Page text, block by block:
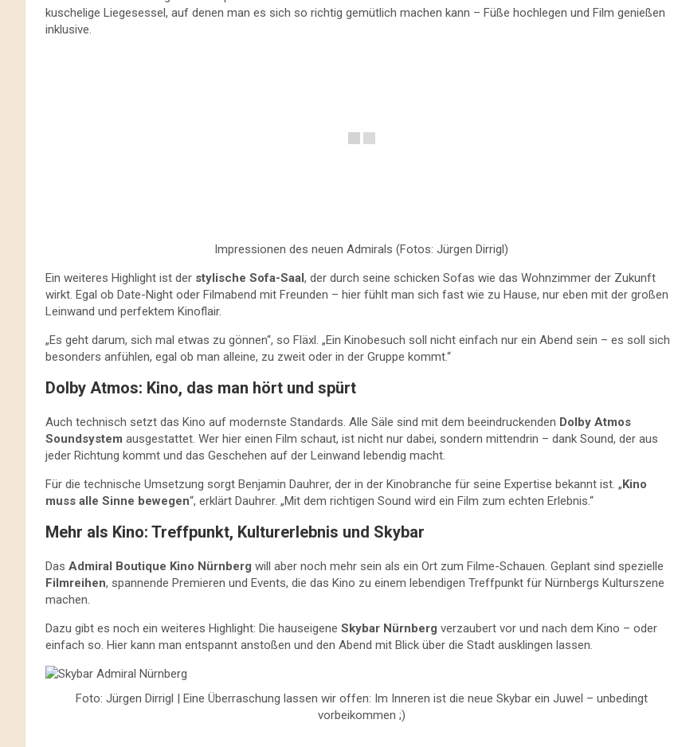
kuschelige Liegesessel, auf denen man es sich so richtig gemütlich machen kann – Füße hochlegen und Film genießen
inklusive.
Impressionen des neuen Admirals (Fotos: Jürgen Dirrigl)
Ein weiteres Highlight ist der stylische Sofa-Saal, der durch seine schicken Sofas wie das Wohnzimmer der Zukunft
wirkt. Egal ob Date-Night oder Filmabend mit Freunden – hier fühlt man sich fast wie zu Hause, nur eben mit der großen
Leinwand und perfektem Kinoflair.
„Es geht darum, sich mal etwas zu gönnen“, so Fläxl. „Ein Kinobesuch soll nicht einfach nur ein Abend sein – es soll sich
besonders anfühlen, egal ob man alleine, zu zweit oder in der Gruppe kommt.“
Dolby Atmos: Kino, das man hört und spürt
Auch technisch setzt das Kino auf modernste Standards. Alle Säle sind mit dem beeindruckenden Dolby Atmos
Soundsystem ausgestattet. Wer hier einen Film schaut, ist nicht nur dabei, sondern mittendrin – dank Sound, der aus
jeder Richtung kommt und das Geschehen auf der Leinwand lebendig macht.
Für die technische Umsetzung sorgt Benjamin Dauhrer, der in der Kinobranche für seine Expertise bekannt ist. „Kino
muss alle Sinne bewegen“, erklärt Dauhrer. „Mit dem richtigen Sound wird ein Film zum echten Erlebnis.“
Mehr als Kino: Treffpunkt, Kulturerlebnis und Skybar
Das Admiral Boutique Kino Nürnberg will aber noch mehr sein als ein Ort zum Filme-Schauen. Geplant sind spezielle
Filmreihen, spannende Premieren und Events, die das Kino zu einem lebendigen Treffpunkt für Nürnbergs Kulturszene
machen.
Dazu gibt es noch ein weiteres Highlight: Die hauseigene Skybar Nürnberg verzaubert vor und nach dem Kino – oder
einfach so. Hier kann man entspannt anstoßen und den Abend mit Blick über die Stadt ausklingen lassen.
Foto: Jürgen Dirrigl | Eine Überraschung lassen wir offen: Im Inneren ist die neue Skybar ein Juwel – unbedingt
vorbeikommen ;)